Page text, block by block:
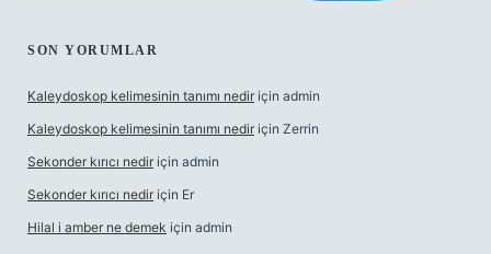
SON YORUMLAR
Kaleydoskop kelimesinin tanımı nedir için admin
Kaleydoskop kelimesinin tanımı nedir için Zerrin
Sekonder kırıcı nedir için admin
Sekonder kırıcı nedir için Er
Hilal i amber ne demek için admin